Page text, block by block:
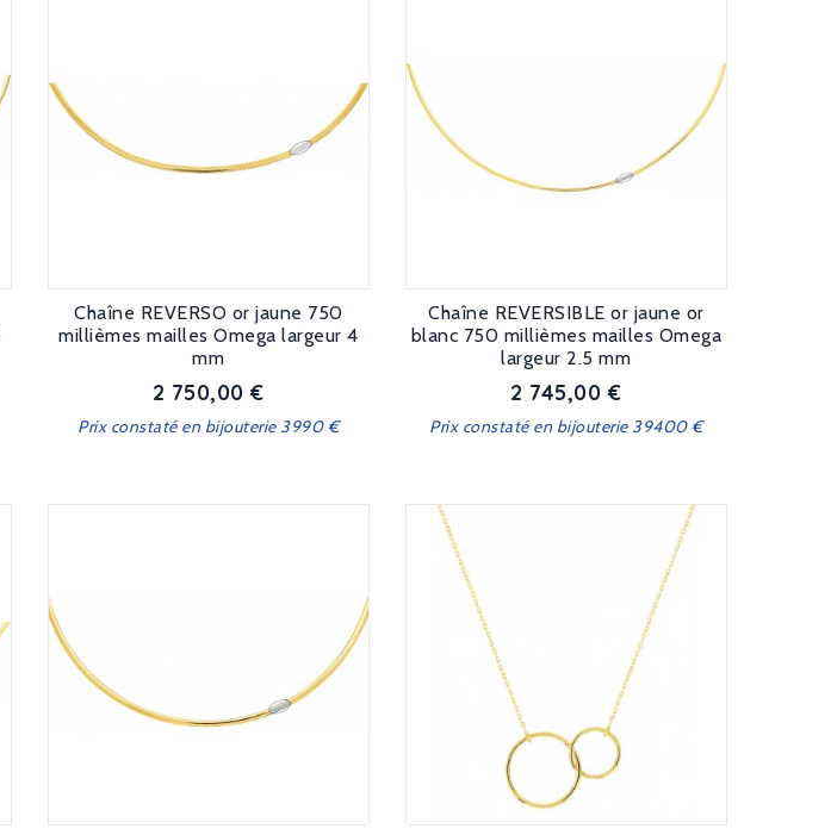
Chaîne REVERSO or jaune 750
millièmes mailles Omega largeur 4
mm
Prix
2 750,00 €
Prix constaté en bijouterie 3990 €
Chaîne REVERSIBLE or jaune or
blanc 750 millièmes mailles Omega
largeur 2.5 mm
Prix
2 745,00 €
Prix constaté en bijouterie 39400 €